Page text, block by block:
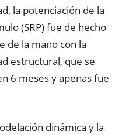
la potenciación de la
(SRP) fue de hecho
de la mano con la
estructural, que se
6 meses y apenas fue
dinámica y la